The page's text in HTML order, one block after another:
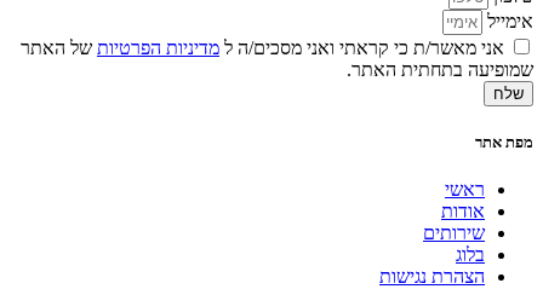
אימייל
אני מאשר/ת כי קראתי ואני מסכים/ה ל מדיניות הפרטיות של האתר
שמופיעה בתחתית האתר.
שלח
מפת אתר
ראשי
אודות
שירותים
בלוג
הצהרת נגישות